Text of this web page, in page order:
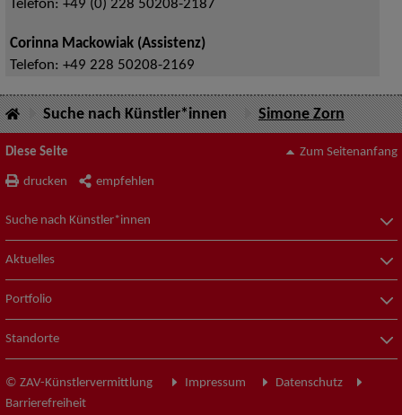
Telefon: +49 (0) 228 50208-2187
Corinna Mackowiak (Assistenz)
Telefon: +49 228 50208-2169
Suche nach Künstler*innen Simone Zorn
Diese Seite
drucken empfehlen
Zum Seitenanfang
Suche nach Künstler*innen
Aktuelles
Portfolio
Standorte
© ZAV-Künstlervermittlung Impressum
Datenschutz
Barrierefreiheit